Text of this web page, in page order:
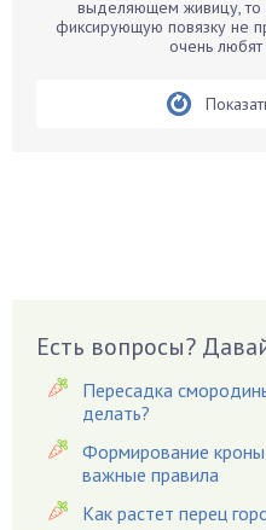
Бегония
Вешенки
Виноград
Вредители
Гардения
Гацания
выделяющем живицу, то
фиксирующую повязку не
очень
Есть вопросы?
Пересадка
делать?
Формирование
важные правила
Как растет перец